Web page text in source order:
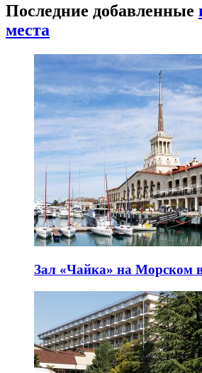
Последние добавленные
места
Зал «Чайка» на Морском